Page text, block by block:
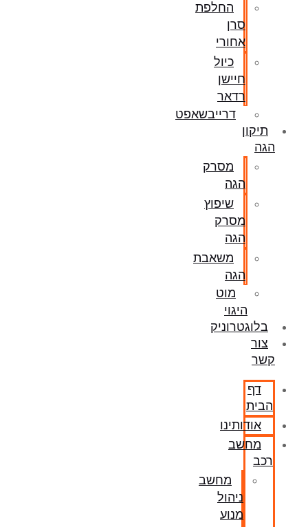
החלפת
סרן
אחורי
כיול
חיישן
רדאר
דרייבשאפט
תיקון
הגה
מסרק
הגה
שיפוץ
מסרק
הגה
משאבת
הגה
מוט
היגוי
בלוגטרוניק
צור
קשר
דף
הבית
אודותינו
מחשב
רכב
מחשב
ניהול
מנוע